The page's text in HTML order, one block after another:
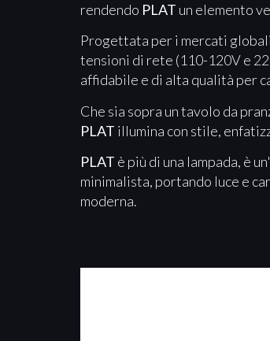
rendendo PLAT un elemento
Progettata per i mercati
tensioni di rete (110-120V e
affidabile e di alta qualità per
Che sia sopra un tavolo da
PLAT illumina con stile,
PLAT è più di una lampada, è
minimalista, portando luce e
moderna.